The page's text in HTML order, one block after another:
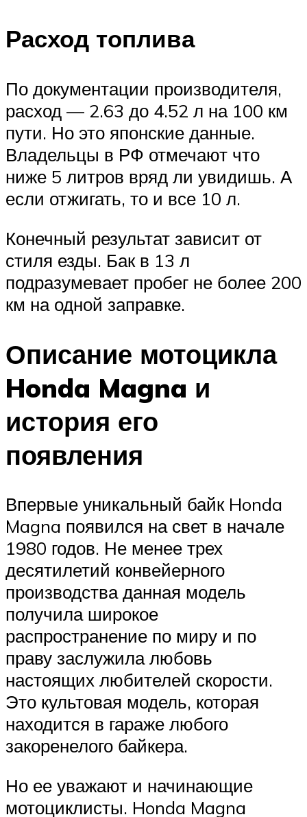
Расход топлива
По документации производителя,
расход — 2.63 до 4.52 л на 100 км
пути. Но это японские данные.
Владельцы в РФ отмечают что
ниже 5 литров вряд ли увидишь. А
если отжигать, то и все 10 л.
Конечный результат зависит от
стиля езды. Бак в 13 л
подразумевает пробег не более 200
км на одной заправке.
Описание мотоцикла
Honda Magna и
история его
появления
Впервые уникальный байк Honda
Magna появился на свет в начале
1980 годов. Не менее трех
десятилетий конвейерного
производства данная модель
получила широкое
распространение по миру и по
праву заслужила любовь
настоящих любителей скорости.
Это культовая модель, которая
находится в гараже любого
закоренелого байкера.
Но ее уважают и начинающие
мотоциклисты. Honda Magna